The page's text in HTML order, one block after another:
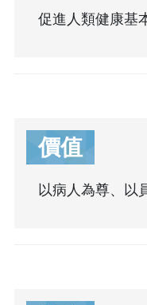
促進人類健康基
價值
以病人為尊、以